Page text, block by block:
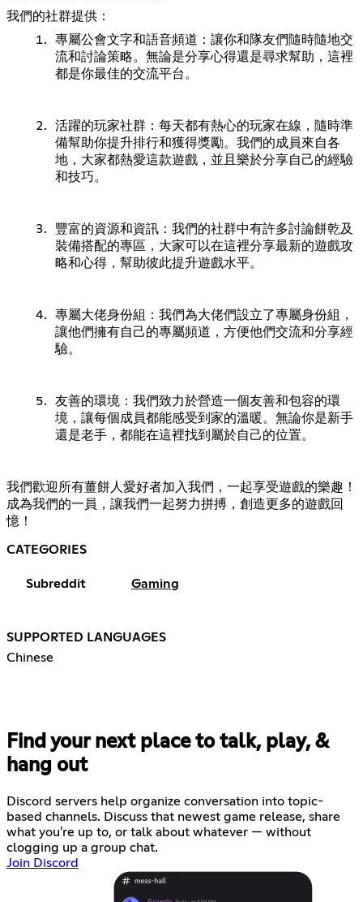
我們的社群提供：
專屬公會文字和語音頻道：讓你和隊友們隨時隨地交
流和討論策略。無論是分享心得還是尋求幫助，這裡
都是你最佳的交流平台。
活躍的玩家社群：每天都有熱心的玩家在線，隨時準
備幫助你提升排行和獲得獎勵。我們的成員來自各
地，大家都熱愛這款遊戲，並且樂於分享自己的經驗
和技巧。
豐富的資源和資訊：我們的社群中有許多討論餅乾及
裝備搭配的專區，大家可以在這裡分享最新的遊戲攻
略和心得，幫助彼此提升遊戲水平。
專屬大佬身份組：我們為大佬們設立了專屬身份組，
讓他們擁有自己的專屬頻道，方便他們交流和分享經
驗。
友善的環境：我們致力於營造一個友善和包容的環
境，讓每個成員都能感受到家的溫暖。無論你是新手
還是老手，都能在這裡找到屬於自己的位置。
我們歡迎所有薑餅人愛好者加入我們，一起享受遊戲的樂趣！
成為我們的一員，讓我們一起努力拼搏，創造更多的遊戲回
憶！
CATEGORIES
Subreddit Gaming
SUPPORTED LANGUAGES
Chinese
Find your next place to talk, play, &
hang out
Discord servers help organize conversation into topic-
based channels. Discuss that newest game release, share
what you're up to, or talk about whatever — without
clogging up a group chat.
Join Discord